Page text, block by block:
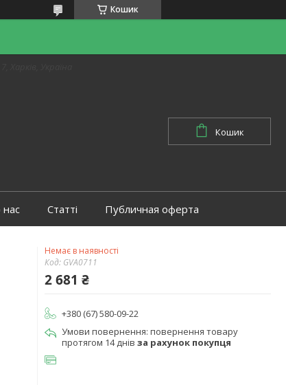
Кошик
Кошик
Статті Публичная оферта
Немає в наявності
Код: GVA0711
2 681 ₴
+380 (67) 580-09-22
повернення товару
протягом 14 днів за рахунок покупця